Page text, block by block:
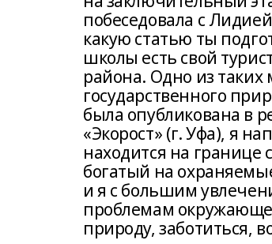
побеседовала с
какую статью ты
школы есть свой
района. Одно из таких
государственного
была опубликована в
«Экорост» (г. Уфа), я
находится на границе
богатый на
и я с большим
проблемам
природу, заботиться,